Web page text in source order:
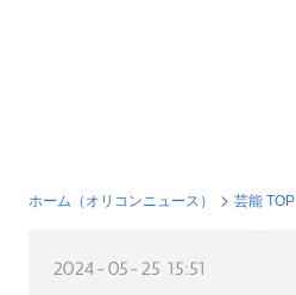
ホーム（オリコンニュース） 芸能 TOP
2024-05-25 15:51